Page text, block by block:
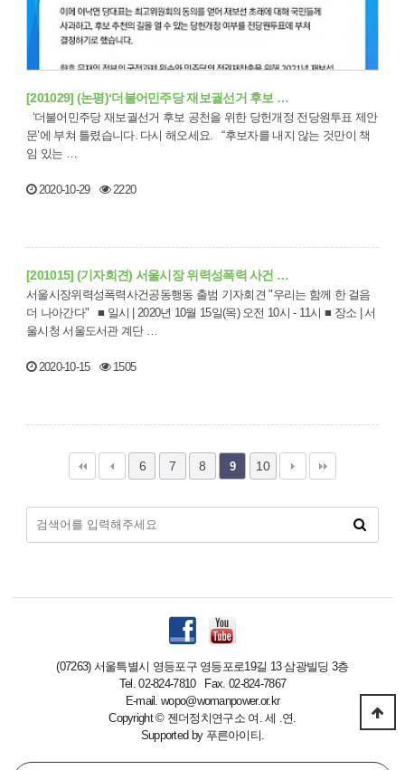
[201029] (논평)‘더불어민주당 재보궐선거 후보 …
문’에 부쳐 틀렸습니다. 다시 해오세요. “후보자를 내지 않는 것만이 책
임 있는 …
2020-10-29 2220
[201015] (기자회견) 서울시장 위력성폭력 사건 …
서울시장위력성폭력사건공동행동 출범 기자회견 "우리는 함께 한 걸음
더 나아간다" ■ 일시 | 2020년 10월 15일(목) 오전 10시 - 11시 ■ 장소 | 서
울시청 서울도서관 계단 …
2020-10-15 1505
6 7 8 9 10
(07263) 서울특별시 영등포구 영등포로19길 13 삼광빌딩 3층
Tel. 02-824-7810 Fax. 02-824-7867
E-mail. wopo@womanpower.or.kr
Copyright©젠더정치연구소 여. 세 .연.
Supported by 푸른아이티.